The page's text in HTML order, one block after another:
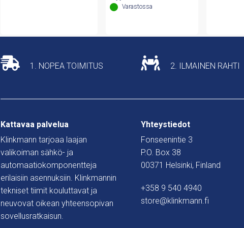
Varastossa
1. NOPEA TOIMITUS 2. ILMAINEN RAHTI
Kattavaa palvelua
Klinkmann tarjoaa laajan
valikoiman sähkö- ja
automaatiokomponentteja
erilaisiin asennuksiin. Klinkmannin
tekniset tiimit kouluttavat ja
neuvovat oikean yhteensopivan
sovellusratkaisun.
Yhteystiedot
Fonseenintie 3
P.O. Box 38
00371 Helsinki, Finland
+358 9 540 4940
store@klinkmann.fi